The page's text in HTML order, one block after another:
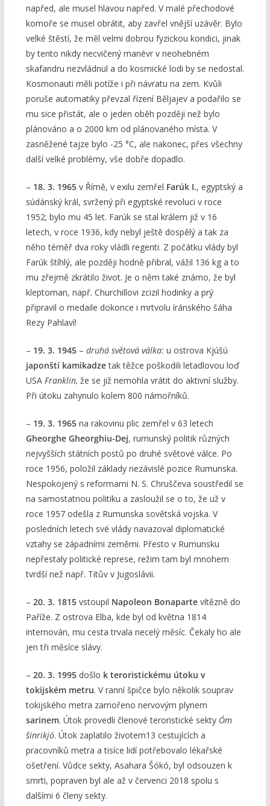
napřed, ale musel hlavou napřed. V malé přechodové
komoře se musel obrátit, aby zavřel vnější uzávěr. Bylo
velké štěstí, že měl velmi dobrou fyzickou kondici, jinak
by tento nikdy necvičený manévr v neohebném
skafandru nezvládnul a do kosmické lodi by se nedostal.
Kosmonauti měli potíže i při návratu na zem. Kvůli
poruše automatiky převzal řízení Běljajev a podařilo se
mu sice přistát, ale o jeden oběh později než bylo
plánováno a o 2000 km od plánovaného místa. V
zasněžené tajze bylo -25 °C, ale nakonec, přes všechny
další velké problémy, vše dobře dopadlo.
– 18. 3. 1965v Římě, v exilu zemřel Farúk I., egyptský a
súdánský král, svržený při egyptské revoluci v roce
1952; bylo mu 45 let. Farúk se stal králem již v 16
letech, v roce 1936, kdy nebyl ještě dospělý a tak za
něho téměř dva roky vládli regenti. Z počátku vlády byl
Farúk štíhlý, ale později hodně přibral, vážil 136 kg a to
mu zřejmě zkrátilo život. Je o něm také známo, že byl
kleptoman, např. Churchillovi zcizil hodinky a prý
připravil o medaile dokonce i mrtvolu íránského šáha
Rezy Pahlaví!
– 19. 3. 1945– druhá světová válka: u ostrova Kjúšú
japonští kamikadzetak těžce poškodili letadlovou loď
USA Franklin, že se již nemohla vrátit do aktivní služby.
Při útoku zahynulo kolem 800 námořníků.
– 19. 3. 1965na rakovinu plic zemřel v 63 letech
Gheorghe Gheorghiu-Dej, rumunský politik různých
nejvyšších státních postů po druhé světové válce. Po
roce 1956, položil základy nezávislé pozice Rumunska.
Nespokojený s reformami N. S. Chruščeva soustředil se
na samostatnou politiku a zasloužil se o to, že už v
roce 1957 odešla z Rumunska sovětská vojska. V
posledních letech své vlády navazoval diplomatické
vztahy se západními zeměmi. Přesto v Rumunsku
nepřestaly politické represe, režim tam byl mnohem
tvrdší než např. Titův v Jugoslávii.
– 20. 3. 1815vstoupil Napoleon Bonapartevítězně do
Paříže. Z ostrova Elba, kde byl od května 1814
internován, mu cesta trvala necelý měsíc. Čekaly ho ale
jen tři měsíce slávy.
– 20. 3. 1995 došlo k teroristickému útoku v
tokijském metru. V ranní špičce bylo několik souprav
tokijského metra zamořeno nervovým plynem
sarinem. Útok provedli členové teroristické sekty Óm
šinrikjó. Útok zaplatilo životem13 cestujících a
pracovníků metra a tisíce lidí potřebovalo lékařské
ošetření. Vůdce sekty, Asahara Šókó, byl odsouzen k
smrti, popraven byl ale až v červenci 2018 spolu s
dalšími 6 členy sekty.